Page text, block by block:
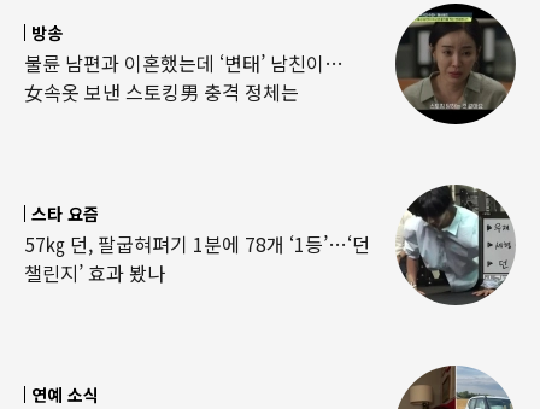
방송
불륜 남편과 이혼했는데 ‘변태’ 남친이…
女속옷 보낸 스토킹男 충격 정체는
스타 요즘
57㎏ 던, 팔굽혀펴기 1분에 78개 ‘1등’…‘던
챌린지’ 효과 봤나
연예 소식